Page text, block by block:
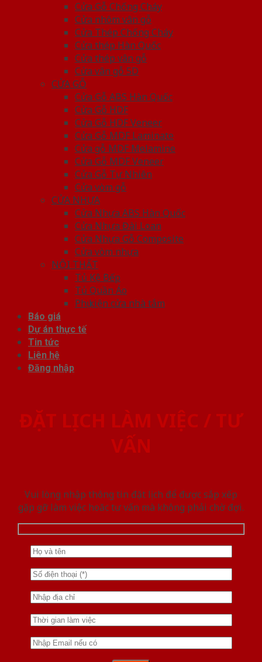
Cửa Gỗ Chống Cháy
Cửa nhôm vân gỗ
Cửa Thép Chống Cháy
Cửa thép Hàn Quốc
Cửa thép vân gỗ
Cửa vân gỗ 5D
CỬA GỖ
Cửa Gỗ ABS Hàn Quốc
Cửa Gỗ HDF
Cửa Gỗ HDF Veneer
Cửa Gỗ MDF Laminate
Cửa gỗ MDF Melamine
Cửa Gỗ MDF Veneer
Cửa Gỗ Tự Nhiên
Cửa vòm gỗ
CỬA NHỰA
Cửa Nhựa ABS Hàn Quốc
Cửa Nhựa Đài Loan
Cửa Nhựa Gỗ Composite
Cửa vòm nhựa
NỘI THẤT
Tủ Kệ Bếp
Tủ Quần Áo
Phụ kiện cửa nhà tắm
Báo giá
Dự án thực tế
Tin tức
Liên hệ
Đăng nhập
ĐẶT LỊCH LÀM VIỆC / TƯ
VẤN
Vui lòng nhập thông tin đặt lịch để được sắp xếp
gặp gỡ làm việc hoăc tư vấn mà không phải chờ đợi.